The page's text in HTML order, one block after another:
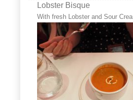
Lobster Bisque
With fresh Lobster and Sour